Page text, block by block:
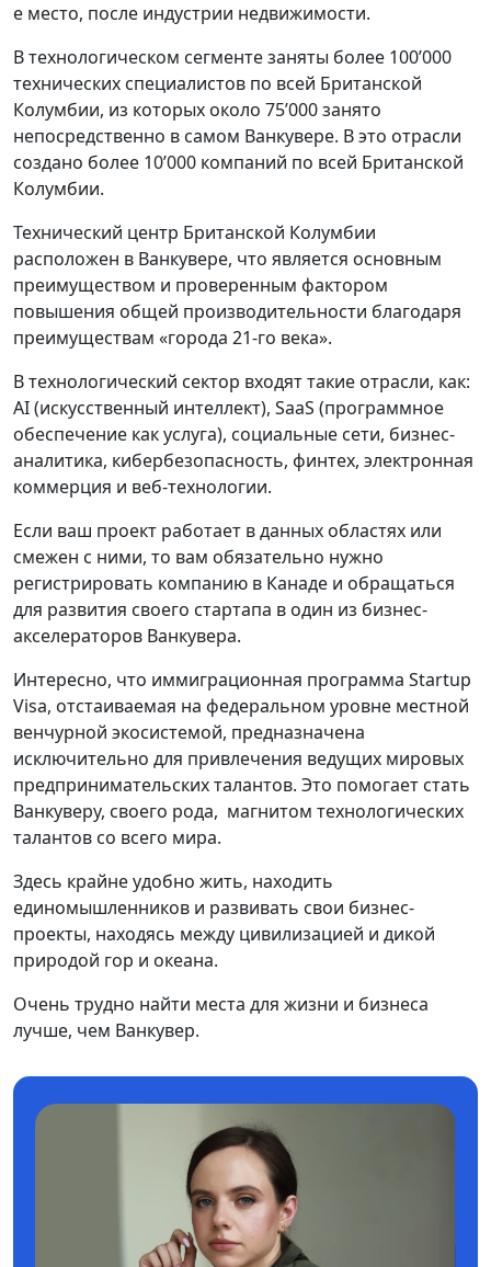
е место, после индустрии недвижимости.
В технологическом сегменте заняты более 100’000
технических специалистов по всей Британской
Колумбии, из которых около 75’000 занято
непосредственно в самом Ванкувере. В это отрасли
создано более 10’000 компаний по всей Британской
Колумбии.
Технический центр Британской Колумбии
расположен в Ванкувере, что является основным
преимуществом и проверенным фактором
повышения общей производительности благодаря
преимуществам «города 21-го века».
В технологический сектор входят такие отрасли, как:
AI (искусственный интеллект), SaaS (программное
обеспечение как услуга), социальные сети, бизнес-
аналитика, кибербезопасность, финтех, электронная
коммерция и веб-технологии.
Если ваш проект работает в данных областях или
смежен с ними, то вам обязательно нужно
регистрировать компанию в Канаде и обращаться
для развития своего стартапа в один из бизнес-
акселераторов Ванкувера.
Интересно, что иммиграционная программа Startup
Visa, отстаиваемая на федеральном уровне местной
венчурной экосистемой, предназначена
исключительно для привлечения ведущих мировых
предпринимательских талантов. Это помогает стать
Ванкуверу, своего рода, магнитом технологических
талантов со всего мира.
Здесь крайне удобно жить, находить
единомышленников и развивать свои бизнес-
проекты, находясь между цивилизацией и дикой
природой гор и океана.
Очень трудно найти места для жизни и бизнеса
лучше, чем Ванкувер.